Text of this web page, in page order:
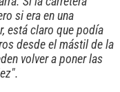
si era en una
está claro que podía
desde el mástil de la
volver a poner las